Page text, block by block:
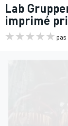
Lab
imprimé